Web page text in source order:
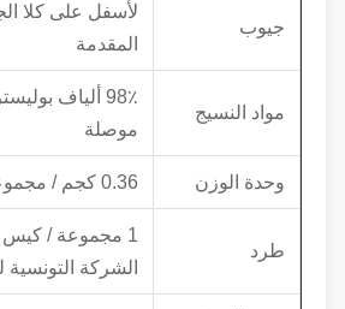
جيوب
لأسفل على كلا
المقدمة
مواد النسيج
موصلة
وحدة الوزن
الشركة التونسية